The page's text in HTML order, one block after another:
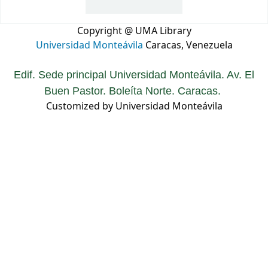
Copyright @ UMA Library
Universidad Monteávila Caracas, Venezuela
Edif. Sede principal Universidad Monteávila. Av. El
Buen Pastor. Boleíta Norte. Caracas.
Customized by Universidad Monteávila